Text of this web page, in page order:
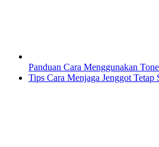
Panduan Cara Menggunakan
Tips Cara Menjaga Jenggot